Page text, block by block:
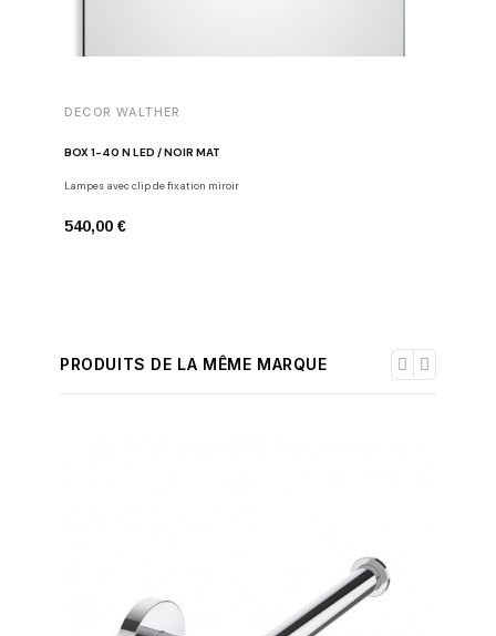
DECOR WALTHER
BOX 1-40 N LED / NOIR MAT
Lampes avec clip de fixation miroir
540,00 €
PRODUITS DE LA MÊME MARQUE